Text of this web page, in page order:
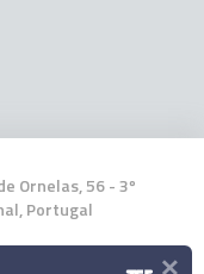
Ornelas, 56 - 3º
Portugal